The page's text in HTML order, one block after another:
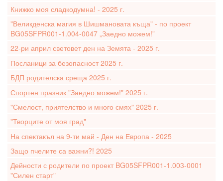
Книжко моя сладкодумна! - 2025 г.
"Великденска магия в Шишмановата къща" - по проект
BG05SFPR001-1.004-0047 „Заедно можем!”
22-ри април световет ден на Земята - 2025 г.
Посланици за безопасност 2025 г.
БДП родителска среща 2025 г.
Спортен празник "Заедно можем!" 2025 г.
"Смелост, приятелство и много смях" 2025 г.
"Творците от моя град"
На спектакъл на 9-ти май - Ден на Европа - 2025
Защо пчелите са важни?! 2025
Дейности с родители по проект BG05SFPR001-1.003-0001
"Силен старт"